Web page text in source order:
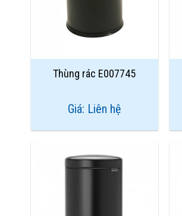
Thùng rác E007745
Giá: Liên hệ